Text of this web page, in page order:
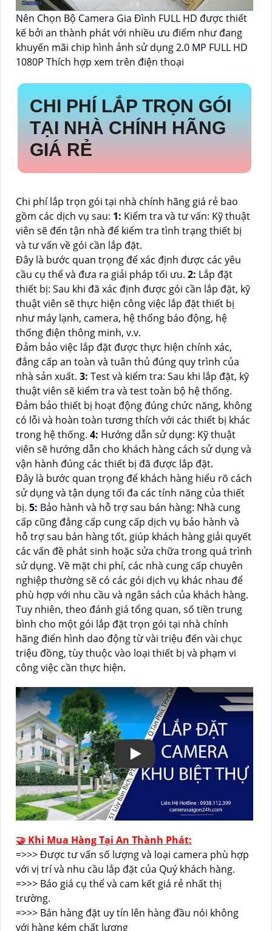
Nên Chọn Bộ Camera Gia Đình FULL HD được thiết
kế bởi an thành phát với nhiều ưu điểm như đang
khuyến mãi chip hình ảnh sử dụng 2.0 MP FULL HD
1080P Thích hợp xem trên điện thoại
CHI PHÍ LẮP TRỌN GÓI
TẠI NHÀ CHÍNH HÃNG
GIÁ RẺ
Chi phí lắp trọn gói tại nhà chính hãng giá rẻ bao
gồm các dịch vụ sau: 1: Kiểm tra và tư vấn: Kỹ thuật
viên sẽ đến tận nhà để kiểm tra tình trạng thiết bị
và tư vấn về gói cần lắp đặt.
Đây là bước quan trọng để xác định được các yêu
cầu cụ thể và đưa ra giải pháp tối ưu. 2: Lắp đặt
thiết bị: Sau khi đã xác định được gói cần lắp đặt, kỹ
thuật viên sẽ thực hiện công việc lắp đặt thiết bị
như máy lạnh, camera, hệ thống báo động, hệ
thống điện thông minh, v.v.
Đảm bảo việc lắp đặt được thực hiện chính xác,
đẳng cấp an toàn và tuân thủ đúng quy trình của
nhà sản xuất. 3: Test và kiểm tra: Sau khi lắp đặt, kỹ
thuật viên sẽ kiểm tra và test toàn bộ hệ thống.
Đảm bảo thiết bị hoạt động đúng chức năng, không
có lỗi và hoàn toàn tương thích với các thiết bị khác
trong hệ thống. 4: Hướng dẫn sử dụng: Kỹ thuật
viên sẽ hướng dẫn cho khách hàng cách sử dụng và
vận hành đúng các thiết bị đã được lắp đặt.
Đây là bước quan trọng để khách hàng hiểu rõ cách
sử dụng và tận dụng tối đa các tính năng của thiết
bị. 5: Bảo hành và hỗ trợ sau bán hàng: Nhà cung
cấp cũng đẳng cấp cung cấp dịch vụ bảo hành và
hỗ trợ sau bán hàng tốt, giúp khách hàng giải quyết
các vấn đề phát sinh hoặc sửa chữa trong quá trình
sử dụng. Về mặt chi phí, các nhà cung cấp chuyên
nghiệp thường sẽ có các gói dịch vụ khác nhau để
phù hợp với nhu cầu và ngân sách của khách hàng.
Tuy nhiên, theo đánh giá tổng quan, số tiền trung
bình cho một gói lắp đặt trọn gói tại nhà chính
hãng điển hình dao động từ vài triệu đến vài chục
triệu đồng, tùy thuộc vào loại thiết bị và phạm vi
công việc cần thực hiện.
🤝 Khi Mua Hàng Tại An Thành Phát:
=>>> Được tư vấn số lượng và loại camera phù hợp
với vị trí và nhu cầu lắp đặt của Quý khách hàng.
=>>> Báo giá cụ thể và cam kết giá rẻ nhất thị
trường.
=>>> Bán hàng đặt uy tín lên hàng đầu nói không
với hàng kém chất lượng